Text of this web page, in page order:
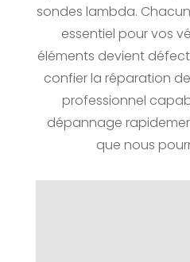
sondes lambda.
essentiel pour vos
éléments devient
confier la réparation
professionnel
dépannage
que nous